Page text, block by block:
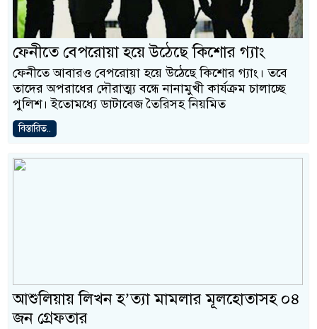
ফেনীতে বেপরোয়া হয়ে উঠেছে কিশোর গ্যাং
ফেনীতে আবারও বেপরোয়া হয়ে উঠেছে কিশোর গ্যাং। তবে
তাদের অপরাধের দৌরাত্ম্য বন্ধে নানামুখী কার্যক্রম চালাচ্ছে
পুলিশ। ইতোমধ্যে ডাটাবেজ তৈরিসহ নিয়মিত
বিস্তারিত..
আশুলিয়ায় লিখন হ’ত্যা মামলার মূলহোতাসহ ০৪
জন গ্রেফতার